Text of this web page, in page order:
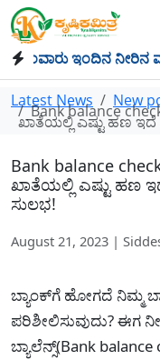
ಇಂದಿನ ನೀರಿನ ಮಟ್ಟ!
Latest News New
Bank balance
ಖಾತೆಯಲ್ಲಿ ಎಷ್ಟು ಹಣ ಇದೆ
Bank balance
ಖಾತೆಯಲ್ಲಿ ಎಷ್ಟು ಹಣ
ಸುಲಭ!
August 21, 2023 |
ಬ್ಯಾಂಕ್‌ಗೆ ಹೋಗದೆ ನಿಮ್ಮ
ಪರಿಶೀಲಿಸುವುದು? ಈಗ
ಬ್ಯಾಲೆನ್ಸ್(Bank